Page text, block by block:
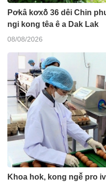
Pơkâ kơxô̆ 36 dêi Chin
ngi kong têa ê a Dak Lak
08/08/2026
Khoa hok, kong ngê̆ pro